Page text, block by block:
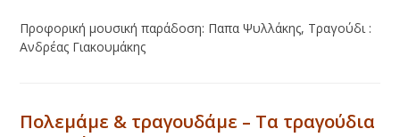
Προφορική μουσική παράδοση: Παπα Ψυλλάκης, Τραγούδι :
Ανδρέας Γιακουμάκης
Πολεμάμε & τραγουδάμε – Τα τραγούδια